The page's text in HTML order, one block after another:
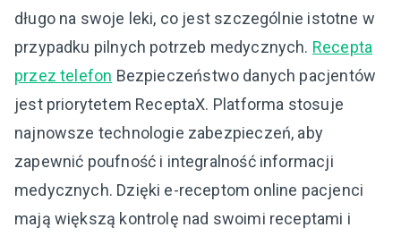
długo na swoje leki, co jest szczególnie istotne w
przypadku pilnych potrzeb medycznych. Recepta
przez telefon Bezpieczeństwo danych pacjentów
jest priorytetem ReceptaX. Platforma stosuje
najnowsze technologie zabezpieczeń, aby
zapewnić poufność i integralność informacji
medycznych. Dzięki e-receptom online pacjenci
mają większą kontrolę nad swoimi receptami i